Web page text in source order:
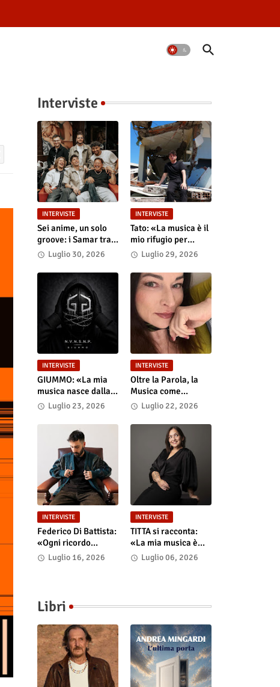
Interviste
INTERVISTE
Sei anime, un solo
groove: i Samar tra
la magia del live e i
grandi sogni
Luglio 30, 2026
INTERVISTE
Tato: «La musica è il
mio rifugio per
riempire i nostri
"Vuoti digitali"»
Luglio 29, 2026
INTERVISTE
GIUMMO: «La mia
musica nasce dalla
realtà e dalla verità
dei contenuti»
Luglio 23, 2026
INTERVISTE
Oltre la Parola, la
Musica come
Portale: Anastasia
Anniemore 24 si
Racconta tra Poesia,
Produzione e Nuove
Luglio 22, 2026
INTERVISTE
Federico Di Battista:
«Ogni ricordo
continua a vivere nel
presente»
Luglio 16, 2026
INTERVISTE
TITTA si racconta:
«La mia musica è
uno spazio psico-
punk in cui il corpo
Luglio 06, 2026
Libri